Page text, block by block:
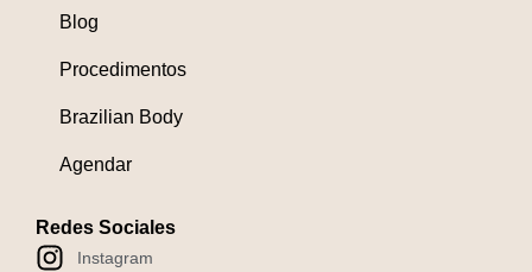
Blog
Procedimentos
Brazilian Body
Agendar
Redes Sociales
Instagram